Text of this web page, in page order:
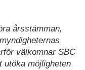
årsstämman,
välkomnar SBC
utöka möjligheten